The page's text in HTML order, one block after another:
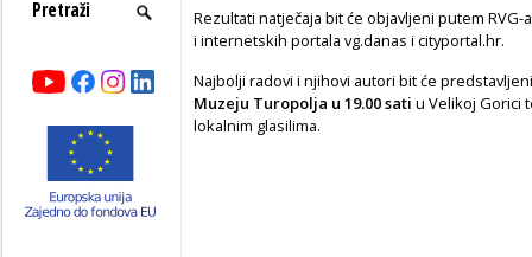
Rezultati natječaja bit će objavljeni putem
i internetskih portala vg.danas i cityportal.hr.
Najbolji radovi i njihovi autori bit će
Muzeju Turopolja u 19.00 sati u Velikoj Gorici
lokalnim glasilima.